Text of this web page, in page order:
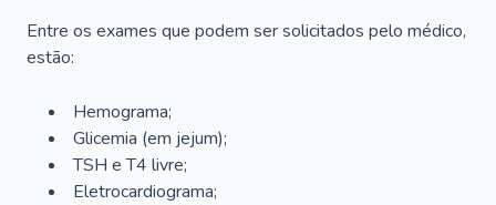
Entre os exames que podem ser solicitados pelo médico,
estão:
Hemograma;
Glicemia (em jejum);
TSH e T4 livre;
Eletrocardiograma;